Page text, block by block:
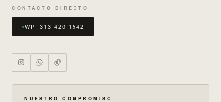
CONTACTO DIRECTO
WP 313 420 1542
NUESTRO COMPROMISO